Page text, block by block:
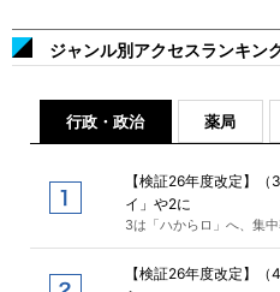
ジャンル別アクセスランキン
行政・政治 薬局
【検証26年度改定】
イ」や2に
3は「ハからロ」へ、集
【検証26年度改定】